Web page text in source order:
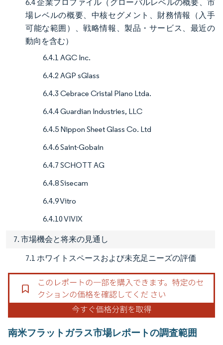
6.4 企業プロファイル（グローバルレベルの概要、市
場レベルの概要、中核セグメント、財務情報（入手
可能な範囲）、戦略情報、製品・サービス、最近の
動向を含む）
6.4.1 AGC Inc.
6.4.2 AGP sGlass
6.4.3 Cebrace Cristal Plano Ltda.
6.4.4 Guardian Industries, LLC
6.4.5 Nippon Sheet Glass Co. Ltd
6.4.6 Saint-Gobain
6.4.7 SCHOTT AG
6.4.8 Sisecam
6.4.9 Vitro
6.4.10 VIVIX
7. 市場機会と将来の見通し
7.1 ホワイトスペースおよび未充足ニーズの評価
南米フラットガラス市場レポートの調査範囲